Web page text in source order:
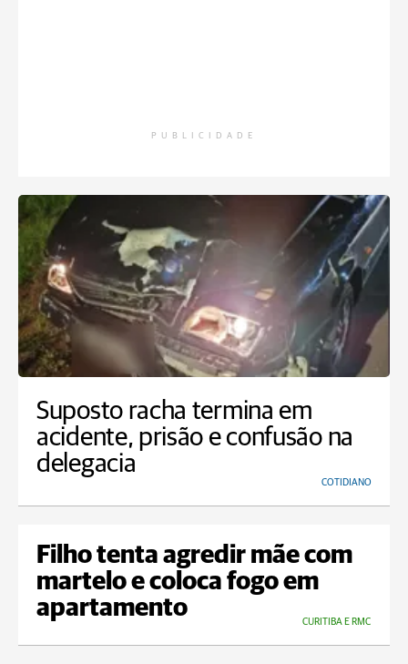
PUBLICIDADE
Suposto racha termina em
acidente, prisão e confusão na
delegacia
COTIDIANO
Filho tenta agredir mãe com
martelo e coloca fogo em
apartamento
CURITIBA E RMC